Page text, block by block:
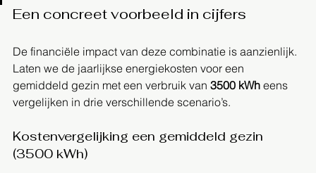
Een concreet voorbeeld in cijfers
De financiële impact van deze combinatie is aanzienlijk.
Laten we de jaarlijkse energiekosten voor een
gemiddeld gezin met een verbruik van 3500 kWh eens
vergelijken in drie verschillende scenario’s.
Kostenvergelijking een gemiddeld gezin
(3500 kWh)